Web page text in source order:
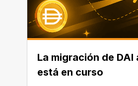
La migración de DAI
está en curso